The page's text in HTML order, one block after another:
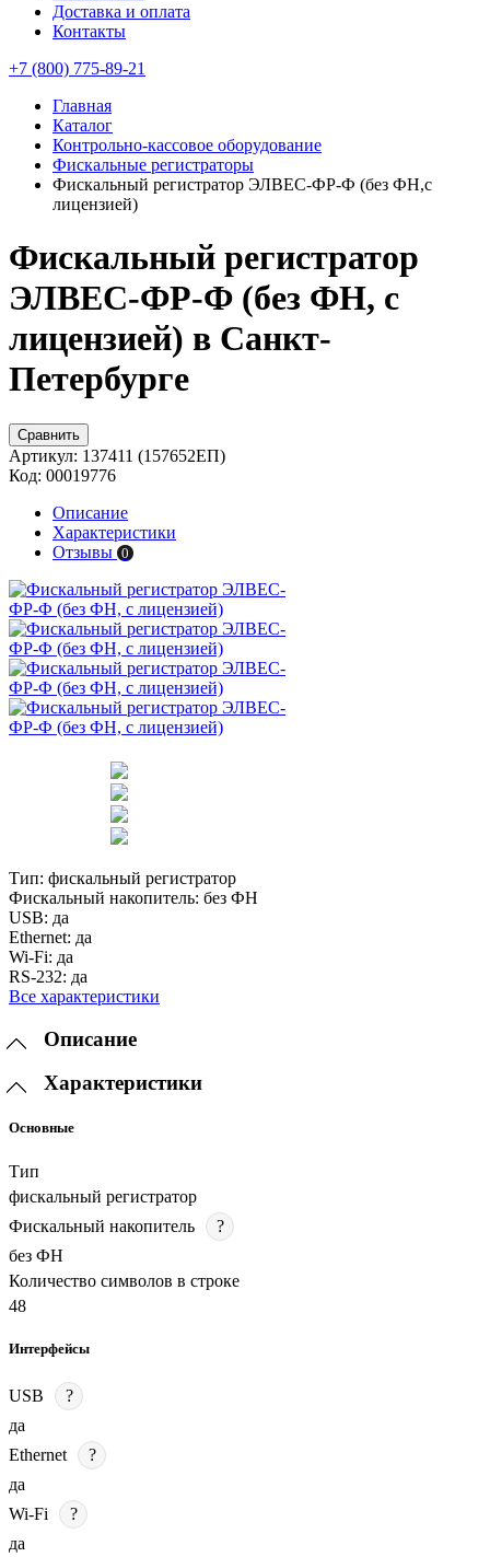
Доставка и оплата
Контакты
+7 (800) 775-89-21
Главная
Каталог
Контрольно-кассовое оборудование
Фискальные регистраторы
Фискальный регистратор ЭЛВЕС-ФР-Ф (без ФН,с
лицензией)
Фискальный регистратор
ЭЛВЕС-ФР-Ф (без ФН, с
лицензией) в Санкт-
Петербурге
Сравнить
Артикул: 137411 (157652ЕП)
Код: 00019776
Описание
Характеристики
Отзывы 0
Тип: фискальный регистратор
Фискальный накопитель: без ФН
USB: да
Ethernet: да
Wi-Fi: да
RS-232: да
Все характеристики
Описание
Характеристики
Основные
Тип
фискальный регистратор
Фискальный накопитель
?
без ФН
Количество символов в строке
48
Интерфейсы
USB
?
да
Ethernet
?
да
Wi-Fi
?
да